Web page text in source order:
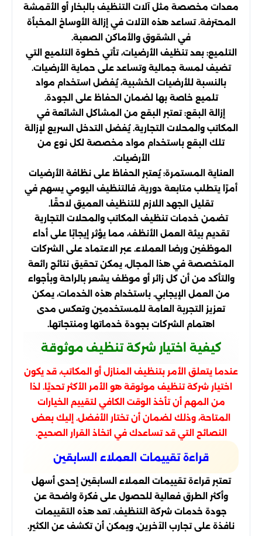
معدات مخصصة مثل آلات التنظيف بالبخار أو الأقمشة
المحترفة. تساعد هذه الآلات في إزالة الأوساخ المخبأة
في الشقوق والأماكن الصعبة.
التلميع: بعد تنظيف الأرضيات، تأتي خطوة التلميع التي
تضيف لمسة جمالية وتساعد على حماية الأرضيات.
بالنسبة للأرضيات الخشبية، يُفضل استخدام مواد
تلميع خاصة بها لضمان الحفاظ على الجودة.
إزالة البقع: تعتبر البقع من المشاكل الشائعة في
المكاتب والمحلات التجارية. يُفضل التدخل السريع لإزالة
تلك البقع باستخدام مواد مخصصة لكل نوع من
الأرضيات.
العناية المستمرة: يُعتبر الحفاظ على نظافة الأرضيات
أمرًا يتطلب متابعة دورية، فالتنظيف اليومي يسهم في
تقليل الجهد اللازم للتنظيف العميق لاحقًا.
تضمن خدمات تنظيف المكاتب والمحلات التجارية
تقديم بيئة العمل الأنظف، مما يؤثر إيجابًا على أداء
الموظفين ورضا العملاء. عبر الاعتماد على الشركات
المتخصصة في هذا المجال، يمكن تحقيق نتائج رائعة
والتأكد من أن كل زائر أو موظف يشعر بالراحة وبأجواء
من العمل الإيجابي. باستخدام هذه الخدمات، يمكن
تعزيز التجربة العامة للمستخدمين وتعكس مدى
اهتمام الشركات بجودة خدماتها ومنتجاتها.
كيفية اختيار شركة تنظيف موثوقة
عندما يتعلق الأمر بتنظيف المنازل أو المكاتب، قد يكون
اختيار شركة تنظيف موثوقة هو الأمر الأكثر تحديًا. لذا
من المهم أن تأخذ الوقت الكافي لتقييم الخيارات
المتاحة، وذلك لضمان أن تختار الأفضل. إليك بعض
النصائح التي قد تساعدك في اتخاذ القرار الصحيح.
قراءة تقييمات العملاء السابقين
تعتبر قراءة تقييمات العملاء السابقين إحدى أسهل
وأكثر الطرق فعالية للحصول على فكرة واضحة عن
جودة خدمات شركة التنظيف. تعد هذه التقييمات
نافذة على تجارب الآخرين، ويمكن أن تكشف عن الكثير.